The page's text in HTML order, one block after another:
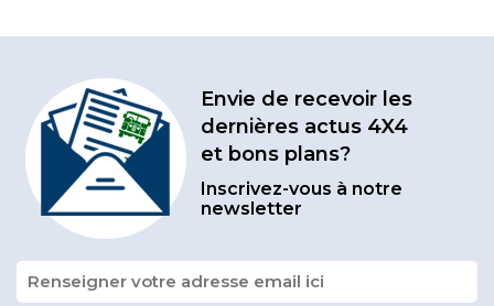
Envie de recevoir les
dernières actus 4X4
et bons plans?
Inscrivez-vous à notre
newsletter